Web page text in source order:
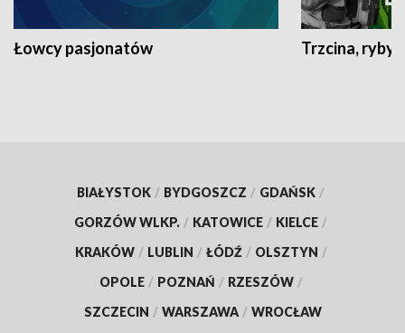
Łowcy pasjonatów Trzcina, ryby
BIAŁYSTOK / BYDGOSZCZ / GDAŃSK /
GORZÓW WLKP. / KATOWICE / KIELCE /
KRAKÓW / LUBLIN / ŁÓDŹ / OLSZTYN /
OPOLE / POZNAŃ / RZESZÓW /
SZCZECIN / WARSZAWA / WROCŁAW